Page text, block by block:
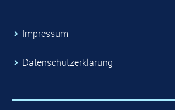
​Impressum
​Datenschutzerklärung